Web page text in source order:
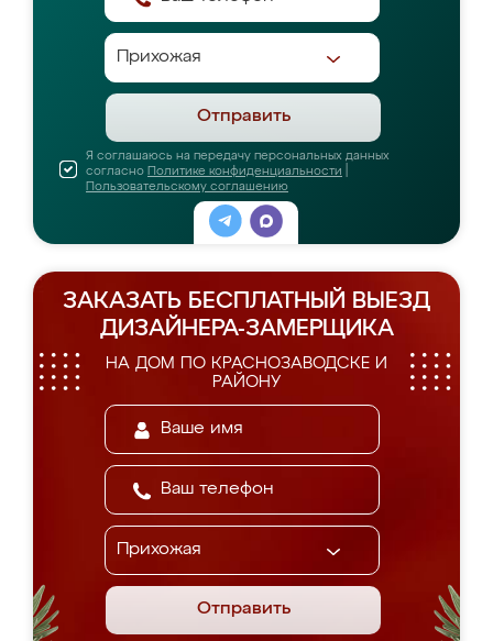
Отправить
Я соглашаюсь на передачу персональных данных
согласно Политике конфиденциальности
Пользовательскому соглашению
ЗАКАЗАТЬ БЕСПЛАТНЫЙ ВЫЕЗД
ДИЗАЙНЕРА-ЗАМЕРЩИКА
НА ДОМ ПО КРАСНОЗАВОДСКЕ И
РАЙОНУ
Отправить